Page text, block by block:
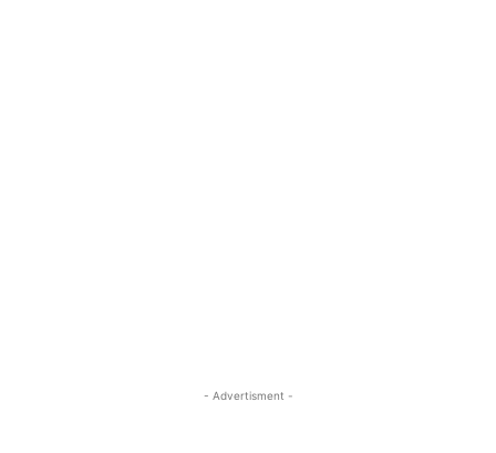
- Advertisment -